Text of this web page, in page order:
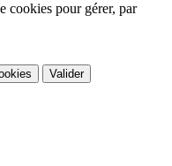
cookies pour gérer, par
Valider